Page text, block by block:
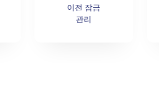
이전 잠금
관리